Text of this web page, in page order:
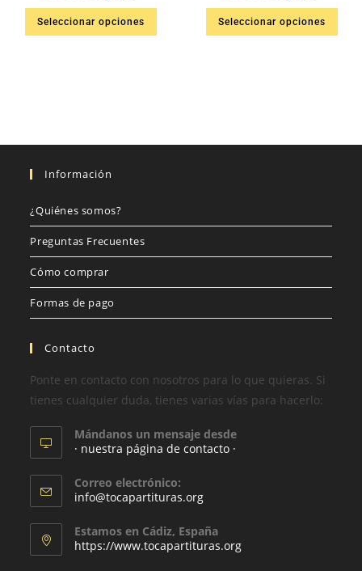
Seleccionar opciones Seleccionar opciones
Información
¿Quiénes somos?
Preguntas Frecuentes
Cómo comprar
Formas de pago
Contacto
Ponte en contacto con nosotros para lo que quieras. Si
tienes cualquier duda, tienes varias vías para hacerlo:
Mándanos un mensaje desde
· nuestra página de contacto ·
Correo electrónico:
info@tocapartituras.org
Estamos en Cádiz, España
https://www.tocapartituras.org